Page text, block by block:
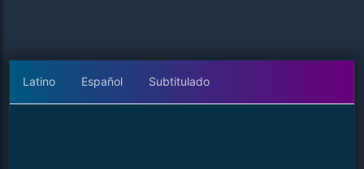
Latino Español Subtitulado